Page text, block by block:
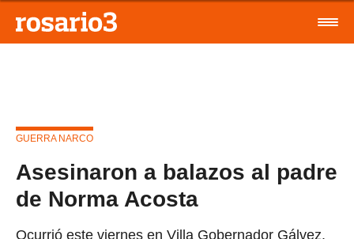
GUERRA NARCO
Asesinaron a balazos al padre
de Norma Acosta
Ocurrió este viernes en Villa Gobernador Gálvez.